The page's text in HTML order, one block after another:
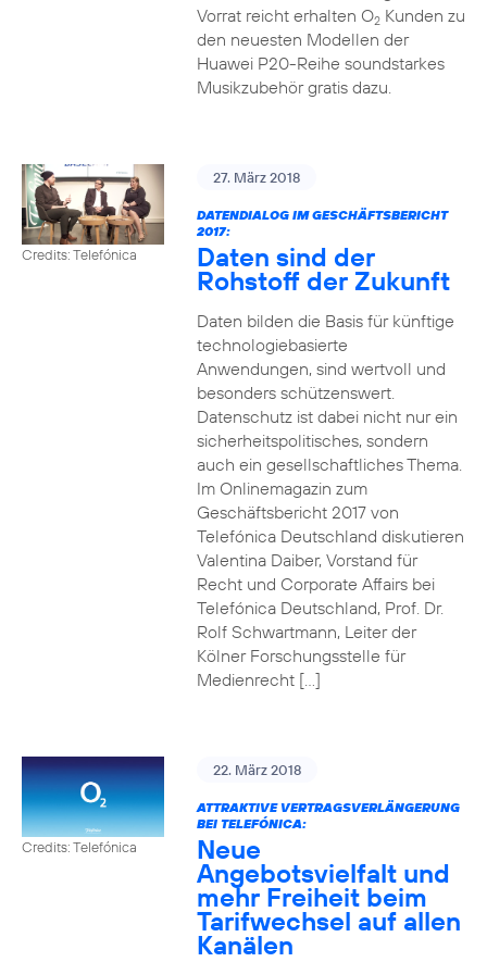
Vorrat reicht erhalten O2Kunden zu
den neuesten Modellen der
Huawei P20-Reihe soundstarkes
Musikzubehör gratis dazu.
Credits: Telefónica
27. März 2018
DATENDIALOG IM GESCHÄFTSBERICHT
2017:
Daten sind der
Rohstoff der Zukunft
Daten bilden die Basis für künftige
technologiebasierte
Anwendungen, sind wertvoll und
besonders schützenswert.
Datenschutz ist dabei nicht nur ein
sicherheitspolitisches, sondern
auch ein gesellschaftliches Thema.
Im Onlinemagazin zum
Geschäftsbericht 2017 von
Telefónica Deutschland diskutieren
Valentina Daiber, Vorstand für
Recht und Corporate Affairs bei
Telefónica Deutschland, Prof. Dr.
Rolf Schwartmann, Leiter der
Kölner Forschungsstelle für
Medienrecht […]
Credits: Telefónica
22. März 2018
ATTRAKTIVE VERTRAGSVERLÄNGERUNG
BEI TELEFÓNICA:
Neue
Angebotsvielfalt und
mehr Freiheit beim
Tarifwechsel auf allen
Kanälen